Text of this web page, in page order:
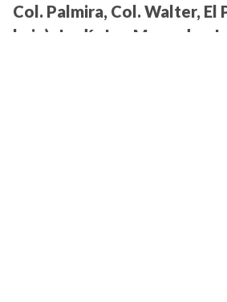
Col. Palmira, Col. Walter, El
baja), Jardín Las Mercedes,